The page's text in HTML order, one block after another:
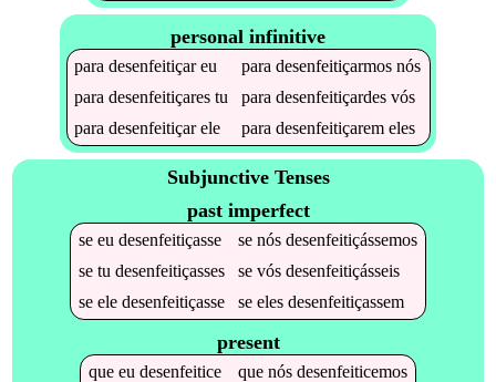
personal infinitive
paradesenfeitiçareu paradesenfeitiçarmos nós
paradesenfeitiçares tu paradesenfeitiçardes vós
paradesenfeitiçarele paradesenfeitiçarem eles
Subjunctive Tenses
past imperfect
se eu desenfeitiçasse se nós desenfeitiçássemos
se tu desenfeitiçasses se vós desenfeitiçásseis
se ele desenfeitiçasse se eles desenfeitiçassem
present
que eu desenfeitice que nós desenfeiticemos